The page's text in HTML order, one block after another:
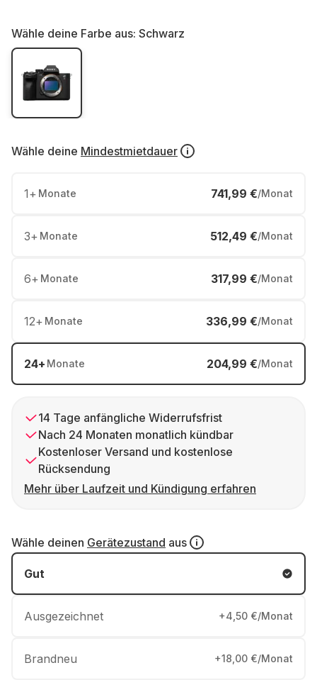
Wähle deine Farbe aus: Schwarz
Wähle deine Mindestmietdauer
1+ Monate 741,99 €/Monat
3+ Monate 512,49 €/Monat
6+ Monate 317,99 €/Monat
12+ Monate 336,99 €/Monat
24+ Monate 204,99 €/Monat
14 Tage anfängliche Widerrufsfrist
Nach 24 Monaten monatlich kündbar
Kostenloser Versand und kostenlose
Rücksendung
Mehr über Laufzeit und Kündigung erfahren
Wähle deinen Gerätezustand aus
Gut
Ausgezeichnet +4,50 €/Monat
Brandneu +18,00 €/Monat